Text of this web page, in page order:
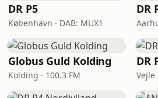
DR P5
København · DAB: MUX1
DR
Globus Guld Kolding
Kolding · 100.3 FM
DR
Vejle